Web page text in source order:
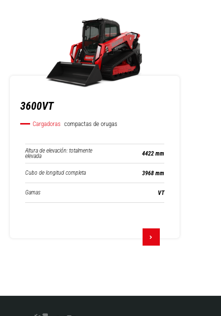
3600VT
Cargadoras compactas de orugas
Altura de elevación: totalmente
elevada 4422 mm
Cubo de longitud completa 3968 mm
Gamas VT